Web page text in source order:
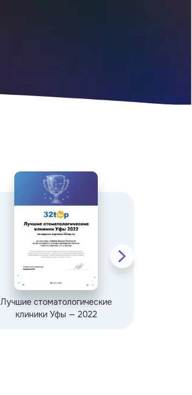
Лучшие стоматологические
клиники Уфы — 2022